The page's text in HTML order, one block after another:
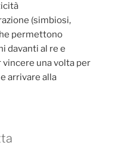
(simbiosi,
permettono
davanti al re e
vincere una volta per
arrivare alla